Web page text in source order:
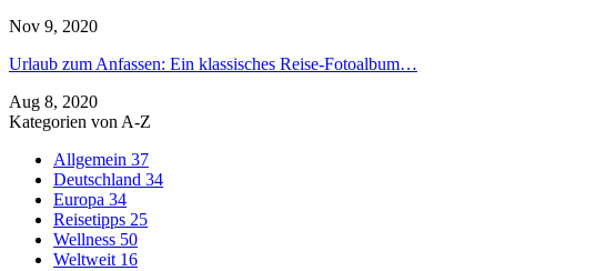
Nov 9, 2020
Urlaub zum Anfassen: Ein klassisches Reise-Fotoalbum…
Aug 8, 2020
Kategorien von A-Z
Allgemein 37
Deutschland 34
Europa 34
Reisetipps 25
Wellness 50
Weltweit 16